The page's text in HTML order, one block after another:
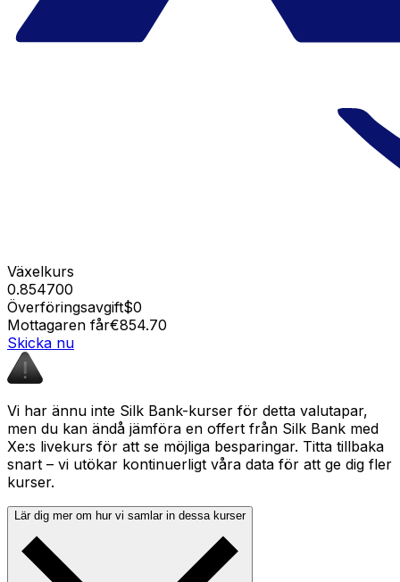
Växelkurs
0.854700
Överföringsavgift$0
Mottagaren får€854.70
Skicka nu
Vi har ännu inte Silk Bank-kurser för detta valutapar,
men du kan ändå jämföra en offert från Silk Bank med
Xe:s livekurs för att se möjliga besparingar. Titta tillbaka
snart – vi utökar kontinuerligt våra data för att ge dig fler
kurser.
Lär dig mer om hur vi samlar in dessa kurser